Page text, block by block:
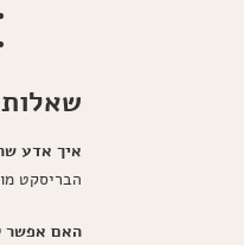
איך אדע
הבריסקט
האם אפשר